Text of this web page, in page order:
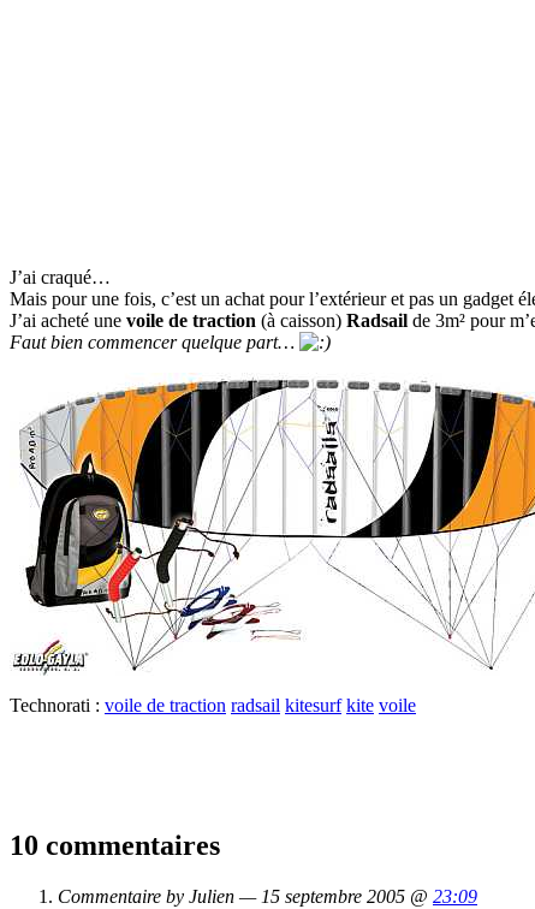
J’ai craqué…
Mais pour une fois, c’est un achat pour l’extérieur et pas un gadget
J’ai acheté une voile de traction (à caisson) Radsail de 3m² pour
Faut bien commencer quelque part…
Technorati : voile de traction radsail kitesurf kite voile
10 commentaires
Commentaire by Julien — 15 septembre 2005 @ 23:09